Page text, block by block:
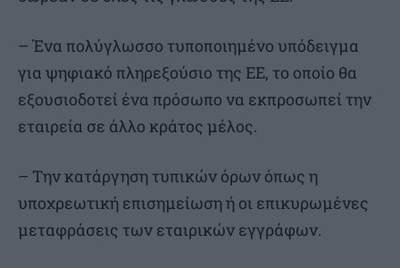
– Ένα πολύγλωσσο τυποποιημένο υπόδειγμα
για ψηφιακό πληρεξούσιο της ΕΕ, το οποίο θα
εξουσιοδοτεί ένα πρόσωπο να εκπροσωπεί την
εταιρεία σε άλλο κράτος μέλος.
– Την κατάργηση τυπικών όρων όπως η
υποχρεωτική επισημείωση ή οι επικυρωμένες
μεταφράσεις των εταιρικών εγγράφων.